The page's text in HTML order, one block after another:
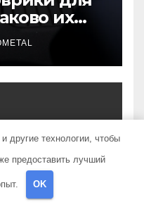
их
обучения
другие технологии, чтобы
предоставить лучший
OK